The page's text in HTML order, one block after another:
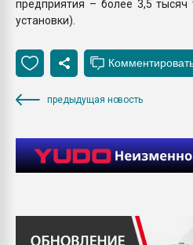
предприятия – более 3,5
установки).
предыдущая новость